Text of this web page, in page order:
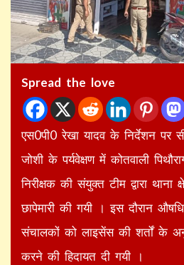
Spread the love
एस0पी0 रेखा यादव के निर्देशन पर
जोशी के पर्यवेक्षण में कोतवाली
निरीक्षक की संयुक्त टीम द्वारा
छापेमारी की गयी । इस दौरान औषधि
संचालकों को लाइसेंस की शर्तों के
करने की हिदायत दी गयी ।